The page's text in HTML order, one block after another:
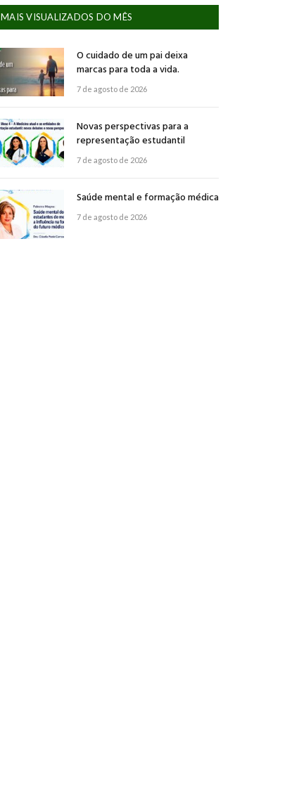
MAIS VISUALIZADOS DO MÊS
O cuidado de um pai deixa
marcas para toda a vida.
7 de agosto de 2026
Novas perspectivas para a
representação estudantil
7 de agosto de 2026
Saúde mental e formação médica
7 de agosto de 2026